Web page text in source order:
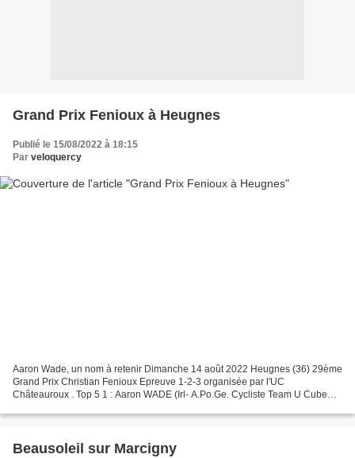
Grand Prix Fenioux à Heugnes
Publié le 15/08/2022 à 18:15
Par veloquercy
Aaron Wade, un nom à retenir Dimanche 14 août 2022 Heugnes (36) 29ème
Grand Prix Christian Fenioux Epreuve 1-2-3 organisée par l'UC
Châteauroux . Top 5 1 : Aaron WADE (Irl- A.Po.Ge. Cycliste Team U Cube
Beausoleil sur Marcigny